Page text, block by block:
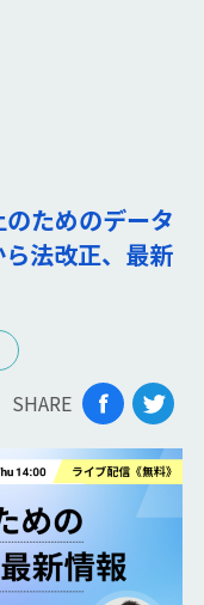
ためのデータ
法改正、最新
SHARE